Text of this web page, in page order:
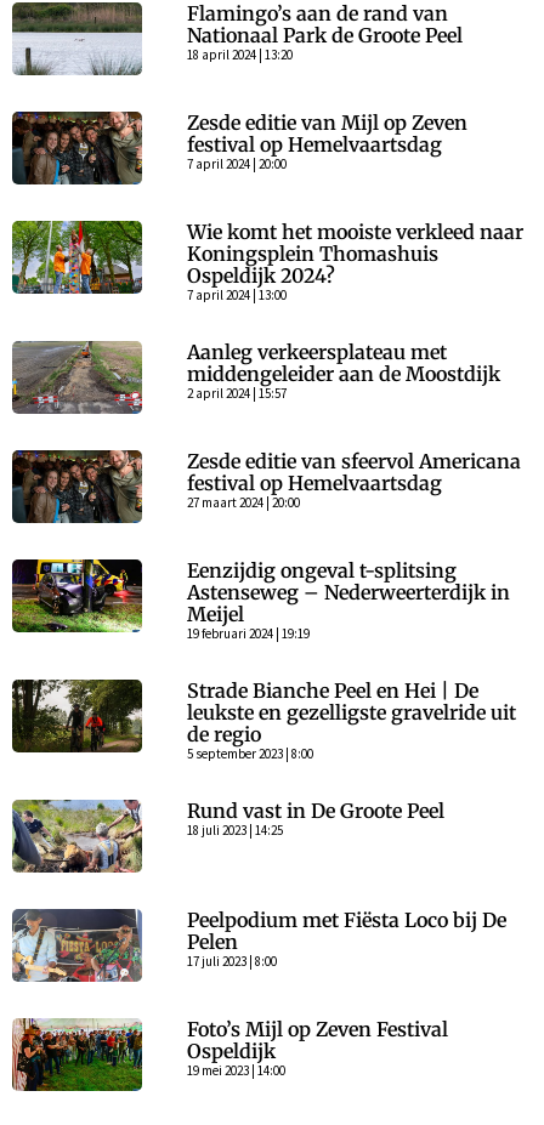
Flamingo’s aan de rand van
Nationaal Park de Groote Peel
18 april 2024 | 13:20
Zesde editie van Mijl op Zeven
festival op Hemelvaartsdag
7 april 2024 | 20:00
Wie komt het mooiste verkleed naar
Koningsplein Thomashuis
Ospeldijk 2024?
7 april 2024 | 13:00
Aanleg verkeersplateau met
middengeleider aan de Moostdijk
2 april 2024 | 15:57
Zesde editie van sfeervol Americana
festival op Hemelvaartsdag
27 maart 2024 | 20:00
Eenzijdig ongeval t-splitsing
Astenseweg – Nederweerterdijk in
Meijel
19 februari 2024 | 19:19
Strade Bianche Peel en Hei | De
leukste en gezelligste gravelride uit
de regio
5 september 2023 | 8:00
Rund vast in De Groote Peel
18 juli 2023 | 14:25
Peelpodium met Fiësta Loco bij De
Pelen
17 juli 2023 | 8:00
Foto’s Mijl op Zeven Festival
Ospeldijk
19 mei 2023 | 14:00